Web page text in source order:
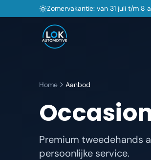
Zomervakantie: van 31 juli t/m 8
Home Aanbod
Premium tweedehands
persoonlijke service.